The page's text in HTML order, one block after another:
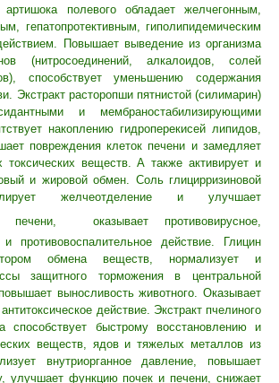
артишока полевого обладает желчегонным,
гепатопротективным, гиполипидемическим
Повышает выведение из организма
(нитросоединений, алкалоидов, солей
способствует уменьшению содержания
Экстракт расторопши пятнистой (силимарин)
и мембраностабилизирующими
накоплению гидроперекисей липидов,
повреждения клеток печени и замедляет
токсических веществ. А также активирует и
и жировой обмен. Соль глицирризиновой
желчеотделение и улучшает
печени,
оказывает противовирусное,
и противовоспалительное действие. Глицин
обмена веществ, нормализует и
защитного торможения в центральной
выносливость животного. Оказывает
действие. Экстракт пчелиного
способствует быстрому восстановлению и
веществ, ядов и тяжелых металлов из
внутриорганное давление, повышает
улучшает функцию почек и печени, снижает